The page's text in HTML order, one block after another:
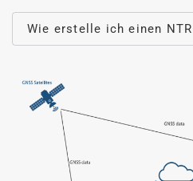
Wie erstelle ich einen